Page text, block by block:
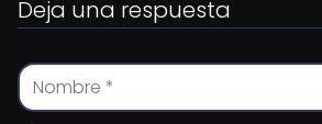
Deja una respuesta